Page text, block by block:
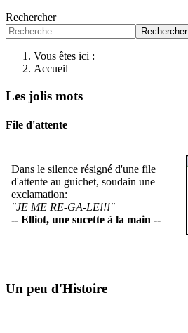
Rechercher
Rechercher
Vous êtes ici :
Accueil
Les jolis mots
File d'attente
Dans le silence résigné d'une file
d'attente au guichet, soudain une
exclamation:
"JE ME RE-GA-LE!!!"
-- Elliot, une sucette à la main --
Un peu d'Histoire